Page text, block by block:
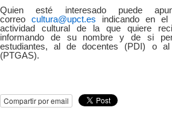
Quien esté interesado puede
correo cultura@upct.es indicando en el
actividad cultural de la que quiere
informando de su nombre y de si
estudiantes, al de docentes (PDI) o
(PTGAS).
Compartir por email